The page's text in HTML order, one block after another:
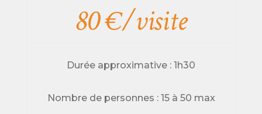
80 €/visite
Durée approximative : 1h30
Nombre de personnes : 15 à 50 max